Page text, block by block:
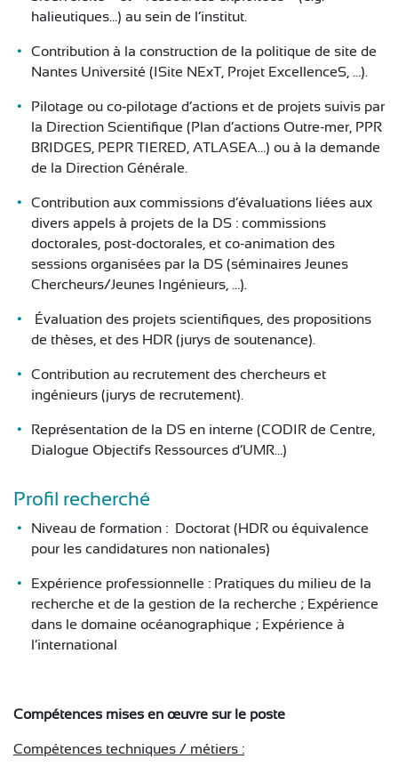
halieutiques…) au sein de l’institut.
Contribution à la construction de la politique de site de
Nantes Université (ISite NExT, Projet ExcellenceS, …).
Pilotage ou co-pilotage d’actions et de projets suivis par
la Direction Scientifique (Plan d’actions Outre-mer, PPR
BRIDGES, PEPR TIERED, ATLASEA…) ou à la demande
de la Direction Générale.
Contribution aux commissions d’évaluations liées aux
divers appels à projets de la DS : commissions
doctorales, post-doctorales, et co-animation des
sessions organisées par la DS (séminaires Jeunes
Chercheurs/Jeunes Ingénieurs, …).
Évaluation des projets scientifiques, des propositions
de thèses, et des HDR (jurys de soutenance).
Contribution au recrutement des chercheurs et
ingénieurs (jurys de recrutement).
Représentation de la DS en interne (CODIR de Centre,
Dialogue Objectifs Ressources d’UMR…)
Profil recherché
Niveau de formation : Doctorat (HDR ou équivalence
pour les candidatures non nationales)
Expérience professionnelle : Pratiques du milieu de la
recherche et de la gestion de la recherche ; Expérience
dans le domaine océanographique ; Expérience à
l’international
Compétences mises en œuvre sur le poste
Compétences techniques / métiers :